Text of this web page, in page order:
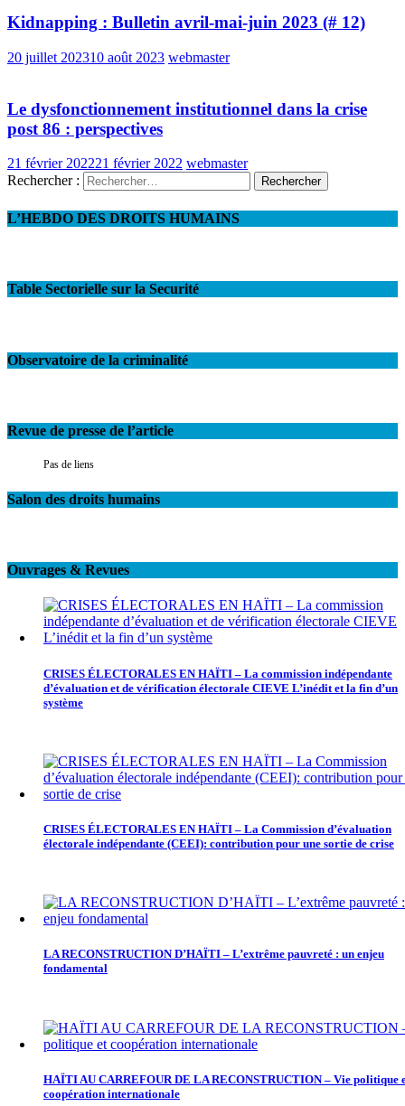
Kidnapping : Bulletin avril-mai-juin 2023 (# 12)
20 juillet 202310 août 2023 webmaster
Le dysfonctionnement institutionnel dans la crise
post 86 : perspectives
21 février 202221 février 2022 webmaster
Rechercher :
L’HEBDO DES DROITS HUMAINS
Table Sectorielle sur la Securité
Observatoire de la criminalité
Revue de presse de l’article
Pas de liens
Salon des droits humains
Ouvrages & Revues
CRISES ÉLECTORALES EN HAÏTI – La commission indépendante
d’évaluation et de vérification électorale CIEVE L’inédit et la fin d’un
système
CRISES ÉLECTORALES EN HAÏTI – La Commission d’évaluation
électorale indépendante (CEEI): contribution pour une sortie de crise
LA RECONSTRUCTION D’HAÏTI – L’extrême pauvreté : un enjeu
fondamental
HAÏTI AU CARREFOUR DE LA RECONSTRUCTION – Vie politique
coopération internationale